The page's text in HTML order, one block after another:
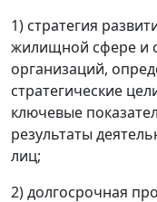
1) стратегия
жилищной сфере и
организаций,
стратегические
ключевые
результаты
лиц;
2) долгосрочная